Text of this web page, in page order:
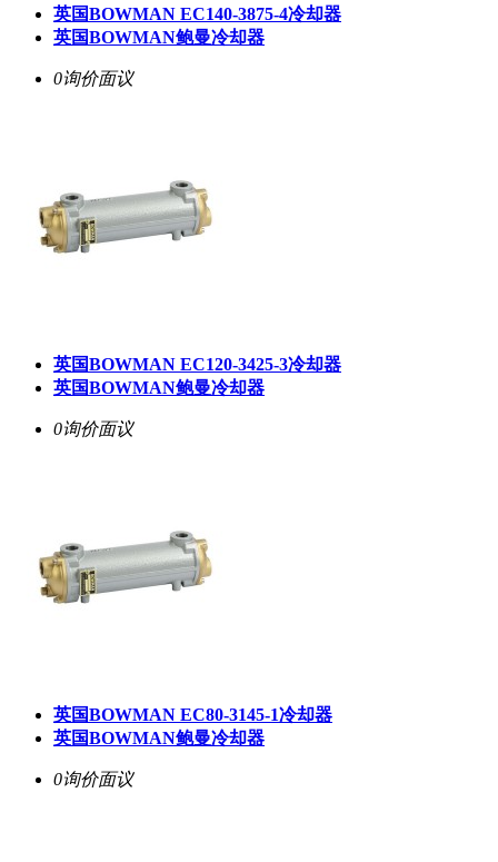
英国BOWMAN EC140-3875-4冷却器
英国BOWMAN鲍曼冷却器
0询价面议
英国BOWMAN EC120-3425-3冷却器
英国BOWMAN鲍曼冷却器
0询价面议
英国BOWMAN EC80-3145-1冷却器
英国BOWMAN鲍曼冷却器
0询价面议